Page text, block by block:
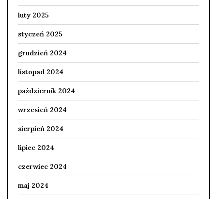
luty 2025
styczeń 2025
grudzień 2024
listopad 2024
październik 2024
wrzesień 2024
sierpień 2024
lipiec 2024
czerwiec 2024
maj 2024